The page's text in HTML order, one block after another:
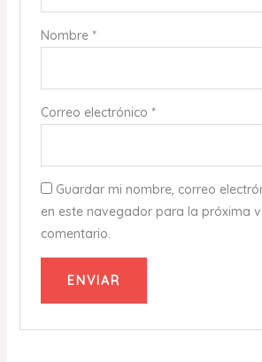
Nombre *
Correo electrónico *
Guardar mi nombre, correo
en este navegador para la próxima
comentario.